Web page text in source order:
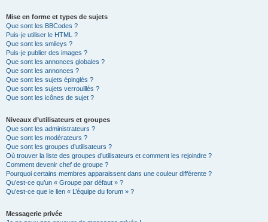
Mise en forme et types de sujets
Que sont les BBCodes ?
Puis-je utiliser le HTML ?
Que sont les smileys ?
Puis-je publier des images ?
Que sont les annonces globales ?
Que sont les annonces ?
Que sont les sujets épinglés ?
Que sont les sujets verrouillés ?
Que sont les icônes de sujet ?
Niveaux d’utilisateurs et groupes
Que sont les administrateurs ?
Que sont les modérateurs ?
Que sont les groupes d’utilisateurs ?
Où trouver la liste des groupes d’utilisateurs et comment les rejoindre ?
Comment devenir chef de groupe ?
Pourquoi certains membres apparaissent dans une couleur différente ?
Qu’est-ce qu’un « Groupe par défaut » ?
Qu’est-ce que le lien « L’équipe du forum » ?
Messagerie privée